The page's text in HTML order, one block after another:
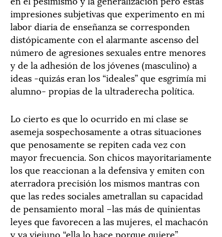
impresiones subjetivas que experimento en mi
labor diaria de enseñanza se corresponden
distópicamente con el alarmante ascenso del
número de agresiones sexuales entre menores
y de la adhesión de los jóvenes (masculino) a
ideas -quizás eran los “ideales” que esgrimía mi
alumno- propias de la ultraderecha política.
Lo cierto es que lo ocurrido en mi clase se
asemeja sospechosamente a otras situaciones
que penosamente se repiten cada vez con
mayor frecuencia. Son chicos mayoritariamente
los que reaccionan a la defensiva y emiten con
aterradora precisión los mismos mantras con
que las redes sociales ametrallan su capacidad
de pensamiento moral –las más de quinientas
leyes que favorecen a las mujeres, el machacón
y ya viejuno “ella lo hace porque quiere”,